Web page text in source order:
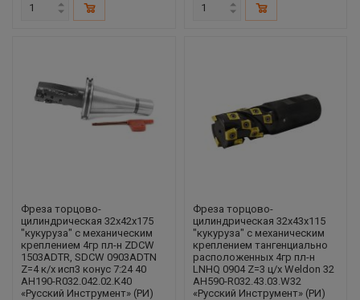
Фреза торцово-
цилиндрическая 32x42x175
"кукуруза" с механическим
креплением 4гр пл-н ZDCW
1503ADTR, SDCW 0903ADTN
Z=4 к/х исп3 конус 7:24 40
AH190-R032.042.02.K40
«Русский Инструмент» (РИ)
Фреза торцово-
цилиндрическая 32x43x115
"кукуруза" с механическим
креплением тангенциально
расположенных 4гр пл-н
LNHQ 0904 Z=3 ц/х Weldon 32
AH590-R032.43.03.W32
«Русский Инструмент» (РИ)